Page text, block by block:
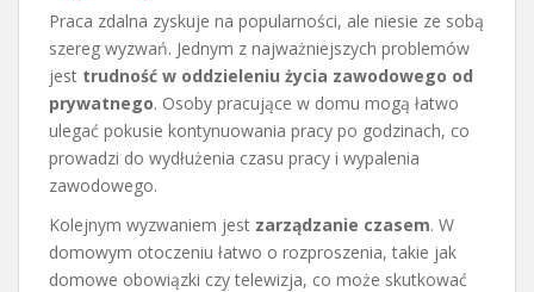
Praca zdalna zyskuje na popularności, ale niesie ze sobą
szereg wyzwań. Jednym z najważniejszych problemów
jest trudność w oddzieleniu życia zawodowego od
prywatnego. Osoby pracujące w domu mogą łatwo
ulegać pokusie kontynuowania pracy po godzinach, co
prowadzi do wydłużenia czasu pracy i wypalenia
zawodowego.
Kolejnym wyzwaniem jest zarządzanie czasem. W
domowym otoczeniu łatwo o rozproszenia, takie jak
domowe obowiązki czy telewizja, co może skutkować